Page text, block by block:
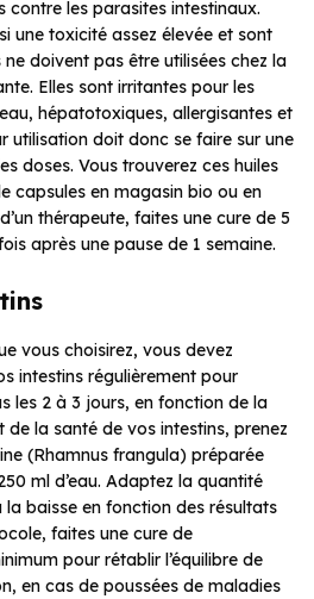
les parasites intestinaux.
une toxicité assez élevée et sont
ne doivent pas être utilisées chez la
Elles sont irritantes pour les
hépatotoxiques, allergisantes et
utilisation doit donc se faire sur une
doses. Vous trouverez ces huiles
capsules en magasin bio ou en
thérapeute, faites une cure de 5
après une pause de 1 semaine.
vous choisirez, vous devez
intestins régulièrement pour
les 2 à 3 jours, en fonction de la
de la santé de vos intestins, prenez
(Rhamnus frangula) préparée
ml d’eau. Adaptez la quantité
la baisse en fonction des résultats
faites une cure de
pour rétablir l’équilibre de
en cas de poussées de maladies